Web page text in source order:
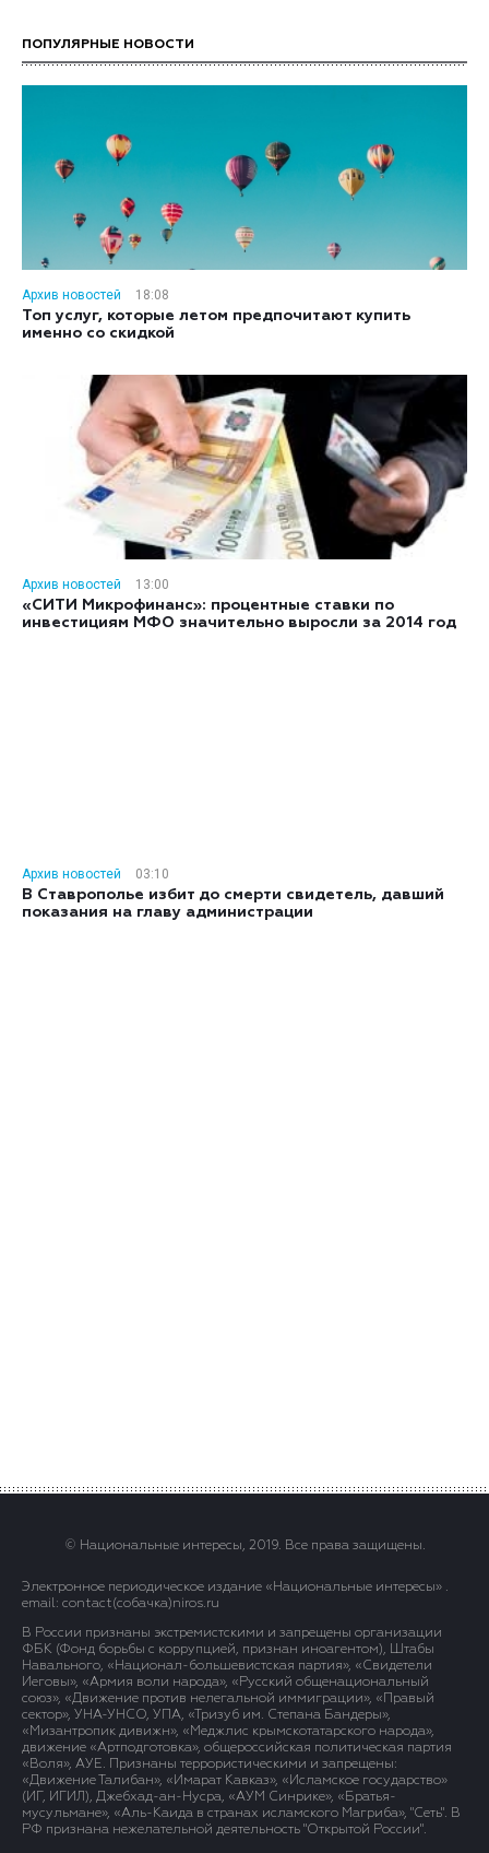
ПОПУЛЯРНЫЕ НОВОСТИ
Архив новостей
18:08
Топ услуг, которые летом предпочитают купить
именно со скидкой
Архив новостей
13:00
«СИТИ Микрофинанс»: процентные ставки по
инвестициям МФО значительно выросли за 2014 год
Архив новостей
03:10
В Ставрополье избит до смерти свидетель, давший
показания на главу администрации
© Национальные интересы, 2019. Все права защищены.
Электронное периодическое издание «Национальные интересы» .
email: contact(сoбaчка)niros.ru
В России признаны экстремистскими и запрещены организации
ФБК (Фонд борьбы с коррупцией, признан иноагентом), Штабы
Навального, «Национал-большевистская партия», «Свидетели
Иеговы», «Армия воли народа», «Русский общенациональный
союз», «Движение против нелегальной иммиграции», «Правый
сектор», УНА-УНСО, УПА, «Тризуб им. Степана Бандеры»,
«Мизантропик дивижн», «Меджлис крымскотатарского народа»,
движение «Артподготовка», общероссийская политическая партия
«Воля», АУЕ. Признаны террористическими и запрещены:
«Движение Талибан», «Имарат Кавказ», «Исламское государство»
(ИГ, ИГИЛ), Джебхад-ан-Нусра, «АУМ Синрике», «Братья-
мусульмане», «Аль-Каида в странах исламского Магриба», "Сеть". В
РФ признана нежелательной деятельность "Открытой России".